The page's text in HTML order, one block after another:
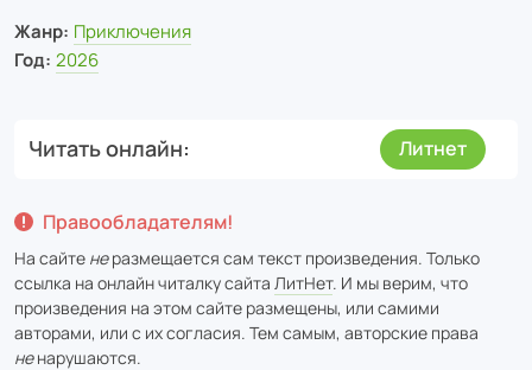
Жанр: Приключения
Год: 2026
Читать онлайн Литнет
Правообладателям!
На сайте неразмещается сам текст произведения. Только
ссылка на онлайн читалку сайта ЛитНет. И мы верим, что
произведения на этом сайте размещены, или самими
авторами, или с их согласия. Тем самым, авторские права
ненарушаются.